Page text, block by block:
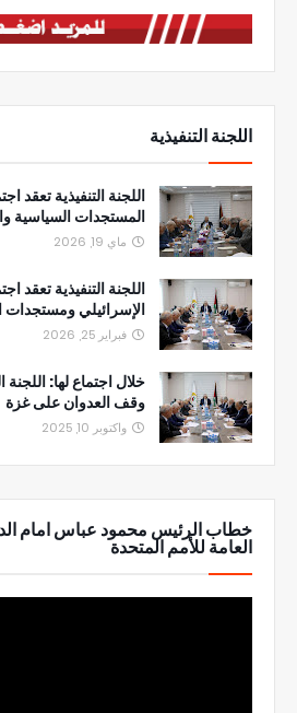
اللجنة التنفيذية
اللجنة التنفيذية تعقد
المستجدات السياسية
ماي 19, 2026
اللجنة التنفيذية تعقد
الإسرائيلي ومستجدات
فبراير 25, 2026
خلال اجتماع لها: اللجنة
وقف العدوان على غزة
واكتوبر 10, 2025
العامة للأمم المتحدة